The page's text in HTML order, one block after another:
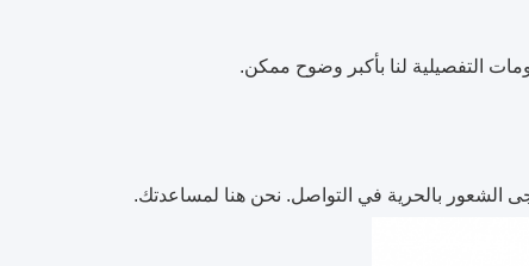
الشعور بالحرية في التواصل. نحن هنا لمساعدتك.